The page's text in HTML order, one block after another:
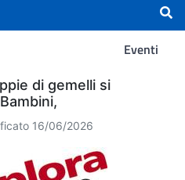
Eventi
di gemelli si
16/06/2026